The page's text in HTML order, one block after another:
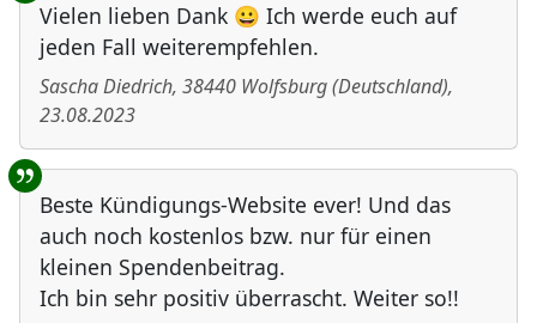
Vielen lieben Dank 😀 Ich werde euch auf
jeden Fall weiterempfehlen.
Sascha Diedrich, 38440 Wolfsburg(Deutschland),
23.08.2023
Beste Kündigungs-Website ever! Und das
auch noch kostenlos bzw. nur für einen
kleinen Spendenbeitrag.
Ich bin sehr positiv überrascht. Weiter so!!